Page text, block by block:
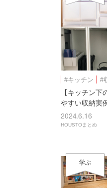
#キッチン #
【キッチン
やすい収納実
2024.6.16
HOUSTOまとめ
学ぶ